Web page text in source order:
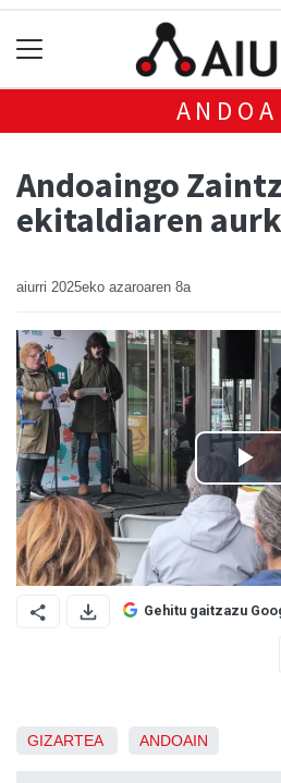
Andoaingo
ekitaldiaren
aiurri 2025eko azaroaren 8a
Gehitu gaitzazu
GIZARTEA ANDOAIN